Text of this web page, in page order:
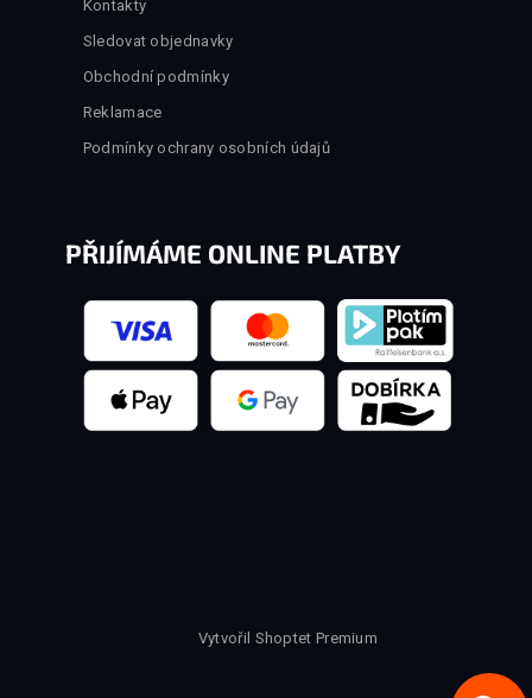
Kontakty
Sledovat objednavky
Obchodní podmínky
Reklamace
Podmínky ochrany osobních údajů
PŘIJÍMÁME ONLINE PLATBY
Vytvořil Shoptet Premium